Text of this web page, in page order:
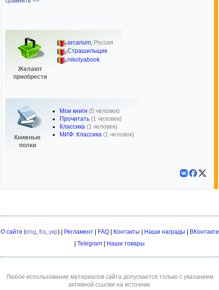
Желают
приобрести
arcanum, Россия
Страшильщик
nikolyabook
Книжные
полки
Мои книги (5 человек)
Прочитать (1 человек)
Классика (1 человек)
МИФ: Классика (1 человек)
О сайте (eng, fra, укр) | Регламент| FAQ| Контакты Наши награды
ВКонтакте
Telegram Наши товары
Любое использование материалов сайта допускается только с указанием
активной ссылки на источник.